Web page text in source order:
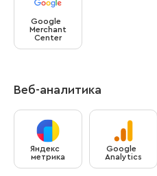
Google
Merchant
Center
Веб-аналитика
Яндекс
метрика
Google
Analytics